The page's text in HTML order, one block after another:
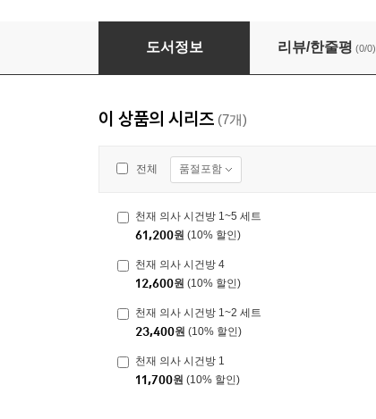
천재 의사 시건방 1~5 세트
도서정보 리뷰/한줄평 (0/0)
이 상품의 시리즈 (7개)
전체 품절포함
천재 의사 시건방 1~5 세트
61,200원 (10% 할인)
천재 의사 시건방 4
12,600원 (10% 할인)
천재 의사 시건방 1~2 세트
23,400원 (10% 할인)
천재 의사 시건방 1
11,700원 (10% 할인)